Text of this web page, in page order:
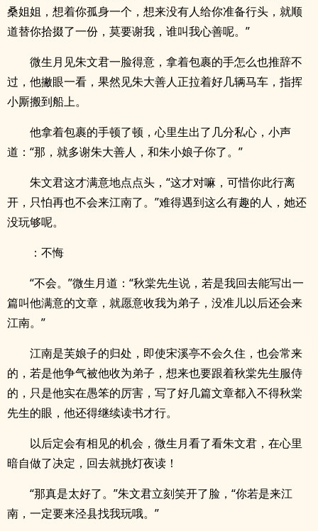
桑姐姐，想着你孤身一个，想来没有人给你准备行头，就顺
道替你拾掇了一份，莫要谢我，谁叫我心善呢。”
微生月见朱文君一脸得意，拿着包裹的手怎么也推辞不
过，他撇眼一看，果然见朱大善人正拉着好几辆马车，指挥
小厮搬到船上。
他拿着包裹的手顿了顿，心里生出了几分私心，小声
道：“那，就多谢朱大善人，和朱小娘子你了。”
朱文君这才满意地点点头，“这才对嘛，可惜你此行离
开，只怕再也不会来江南了。”难得遇到这么有趣的人，她还
没玩够呢。
：不悔
“不会。”微生月道：“秋棠先生说，若是我回去能写出一
篇叫他满意的文章，就愿意收我为弟子，没准儿以后还会来
江南。”
江南是芙娘子的归处，即使宋溪亭不会久住，也会常来
的，若是他争气被他收为弟子，想来也要跟着秋棠先生服侍
的，只是他实在愚笨的厉害，写了好几篇文章都入不得秋棠
先生的眼，他还得继续读书才行。
以后定会有相见的机会，微生月看了看朱文君，在心里
暗自做了决定，回去就挑灯夜读！
“那真是太好了。”朱文君立刻笑开了脸，“你若是来江
南，一定要来泾县找我玩哦。”